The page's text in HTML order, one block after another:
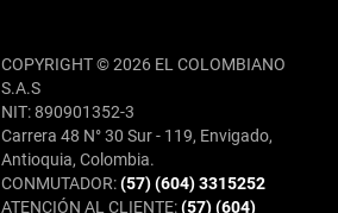
COPYRIGHT © 2026 EL COLOMBIANO
S.A.S
NIT: 890901352-3
Carrera 48 N° 30 Sur - 119, Envigado,
Antioquia, Colombia.
CONMUTADOR:(57) (604) 3315252
ATENCIÓN AL CLIENTE:(57) (604)